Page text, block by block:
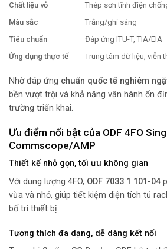
Chất liệu vỏ
Thép sơn tĩnh điện
Màu sắc
Trắng/ghi sáng
Tiêu chuẩn
Đáp ứng ITU-T, TIA/EIA
Ứng dụng thực tế
Trung tâm dữ liệu, viễn
Nhờ đáp ứng chuẩn quốc tế nghiêm
bền vượt trội và khả năng vận hành ổn
trường triển khai.
Ưu điểm nổi bật của ODF 4FO
Commscope/AMP
Thiết kế nhỏ gọn, tối ưu không gian
Với dung lượng 4FO, ODF 7033 1 101-04
vừa và nhỏ, giúp tiết kiệm diện tích tủ
bố trí thiết bị.
Tương thích đa dạng, dễ dàng kết nối